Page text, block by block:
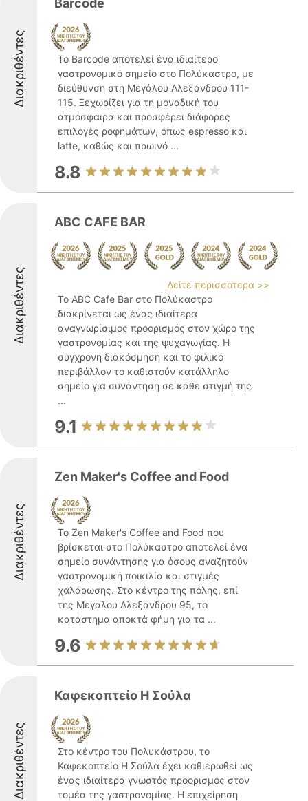
Διακριθέντες
Barcode
Το Barcode αποτελεί ένα ιδιαίτερο
γαστρονομικό σημείο στο Πολύκαστρο, με
διεύθυνση στη Μεγάλου Αλεξάνδρου 111-
115. Ξεχωρίζει για τη μοναδική του
ατμόσφαιρα και προσφέρει διάφορες
επιλογές ροφημάτων, όπως espresso και
latte, καθώς και πρωινό ...
8.8
Διακριθέντες
ABC CAFE BAR
Δείτε περισσότερα >>
Το ABC Cafe Bar στο Πολύκαστρο
διακρίνεται ως ένας ιδιαίτερα
αναγνωρίσιμος προορισμός στον χώρο της
γαστρονομίας και της ψυχαγωγίας. Η
σύγχρονη διακόσμηση και το φιλικό
περιβάλλον το καθιστούν κατάλληλο
σημείο για συνάντηση σε κάθε στιγμή της
...
9.1
Διακριθέντες
Zen Maker's Coffee and Food
Το Zen Maker's Coffee and Food που
βρίσκεται στο Πολύκαστρο αποτελεί ένα
σημείο συνάντησης για όσους αναζητούν
γαστρονομική ποικιλία και στιγμές
χαλάρωσης. Στο κέντρο της πόλης, επί
της Μεγάλου Αλεξάνδρου 95, το
κατάστημα αποκτά φήμη για τα ...
9.6
Διακριθέντες
Καφεκοπτείο Η Σούλα
Στο κέντρο του Πολυκάστρου, το
Καφεκοπτείο Η Σούλα έχει καθιερωθεί ως
ένας ιδιαίτερα γνωστός προορισμός στον
τομέα της γαστρονομίας. Η επιχείρηση